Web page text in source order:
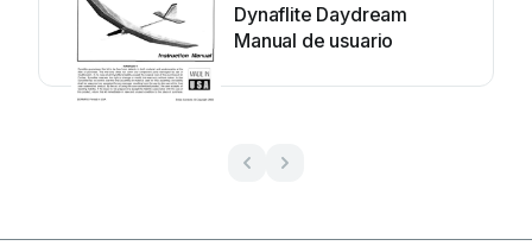
Dynaflite Daydream
Manual de usuario